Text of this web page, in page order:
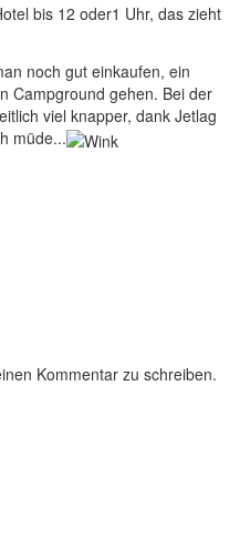
bis 12 oder1 Uhr, das zieht
noch gut einkaufen, ein
Campground gehen. Bei der
viel knapper, dank Jetlag
müde...
Kommentar zu schreiben.